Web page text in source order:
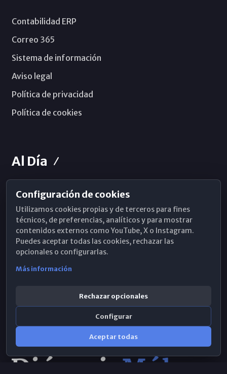
Contabilidad ERP
Correo 365
Sistema de información
Aviso legal
Política de privacidad
Política de cookies
Al Día
Horarios de Misa
Hemeroteca
WhatsApp
Configuración de cookies
Utilizamos cookies propias y de terceros para fines
técnicos, de preferencias, analíticos y para mostrar
contenidos externos como YouTube, X o Instagram.
Puedes aceptar todas las cookies, rechazar las
opcionales o configurarlas.
Más información
Rechazar opcionales
Configurar
Aceptar todas